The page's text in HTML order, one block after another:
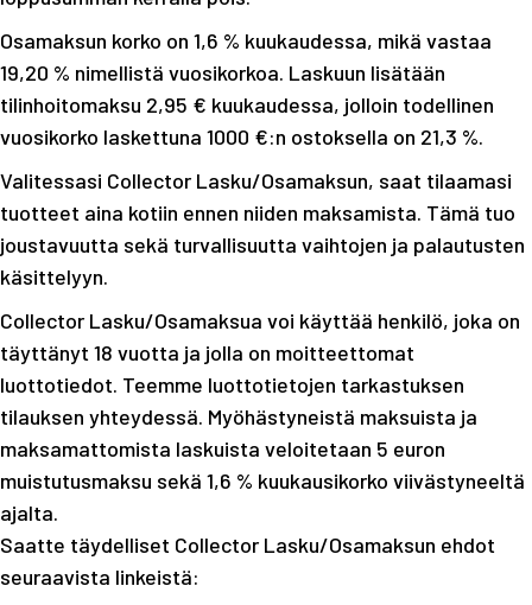
Osamaksun korko on 1,6 % kuukaudessa, mikä vastaa
19,20 % nimellistä vuosikorkoa. Laskuun lisätään
tilinhoitomaksu 2,95 € kuukaudessa, jolloin todellinen
vuosikorko laskettuna 1000 €:n ostoksella on 21,3 %.
Valitessasi Collector Lasku/Osamaksun, saat tilaamasi
tuotteet aina kotiin ennen niiden maksamista. Tämä tuo
joustavuutta sekä turvallisuutta vaihtojen ja palautusten
käsittelyyn.
Collector Lasku/Osamaksua voi käyttää henkilö, joka on
täyttänyt 18 vuotta ja jolla on moitteettomat
luottotiedot. Teemme luottotietojen tarkastuksen
tilauksen yhteydessä. Myöhästyneistä maksuista ja
maksamattomista laskuista veloitetaan 5 euron
muistutusmaksu sekä 1,6 % kuukausikorko viivästyneeltä
ajalta.
Saatte täydelliset Collector Lasku/Osamaksun ehdot
seuraavista linkeistä: